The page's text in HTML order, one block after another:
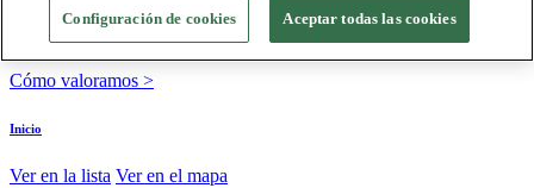
+20 años promoviendo la cultura de la sostenibilidad, bajo los
principios y objetivos de Naciones Unidas
Cómo valoramos >
Inicio
Ver en la lista Ver en el mapa
Configuración de cookies Aceptar todas las cookies